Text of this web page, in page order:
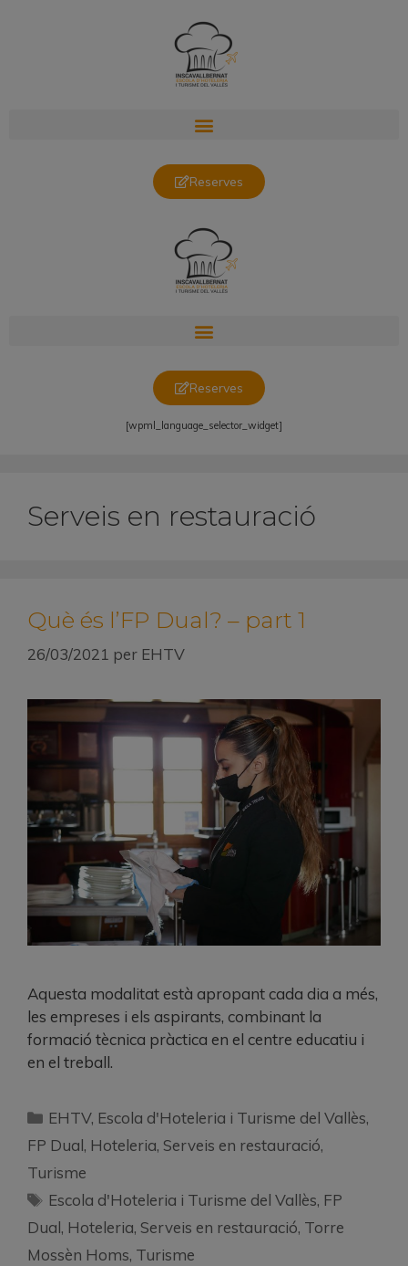
Reserves
Reserves
[wpml_language_selector_widget]
Serveis en restauració
Què és l’FP Dual? – part 1
26/03/2021 per EHTV
Aquesta modalitat està apropant cada dia a més,
les empreses i els aspirants, combinant la
formació tècnica pràctica en el centre educatiu i
en el treball.
EHTV, Escola d'Hoteleria i Turisme del Vallès,
FP Dual, Hoteleria, Serveis en restauració,
Turisme
Escola d'Hoteleria i Turisme del Vallès, FP
Dual, Hoteleria, Serveis en restauració, Torre
Mossèn Homs, Turisme